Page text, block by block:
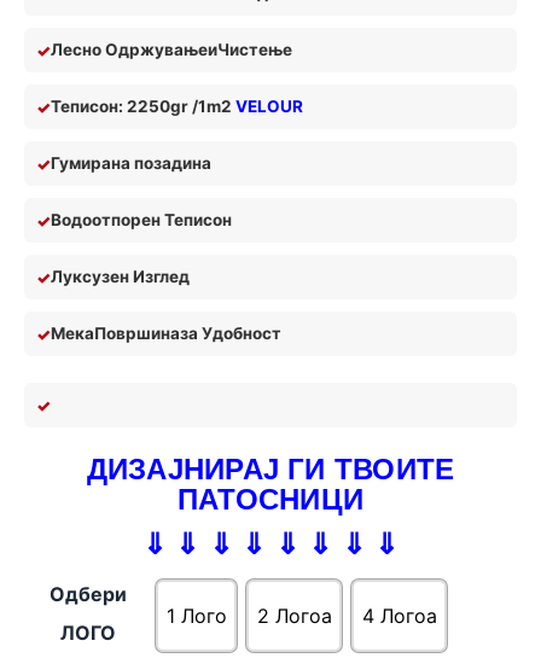
Лесно ОдржувањеиЧистење
Теписон: 2250gr /1m2 VELOUR
Гумирана позадина
Водоотпорен Теписон
Луксузен Изглед
МекаПовршиназа Удобност
ДИЗАЈНИРАЈ ГИ ТВОИТЕ
ПАТОСНИЦИ
⇓ ⇓ ⇓ ⇓ ⇓ ⇓ ⇓ ⇓
Одбери
ЛОГО
1 Лого 2 Логоa 4 Логоa